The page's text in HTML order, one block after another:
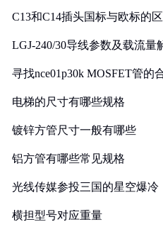
C13和C14插头国标与欧标的
LGJ-240/30导线参数及载流量
寻找nce01p30k MOSFET管的
电梯的尺寸有哪些规格
镀锌方管尺寸一般有哪些
铝方管有哪些常见规格
光线传媒参投三国的星空爆冷
横担型号对应重量